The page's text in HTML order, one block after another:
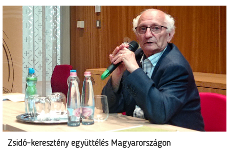
Zsidó–keresztény együttélés Magyarországon